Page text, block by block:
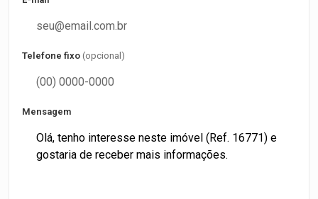
Telefone fixo (opcional)
Mensagem